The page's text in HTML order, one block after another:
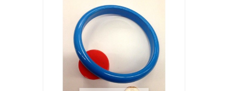
PELUCAS, GORROS, CARETAS